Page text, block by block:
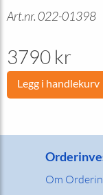
Art.nr. 022-01398
3790 kr
Legg i handlekurv
Om